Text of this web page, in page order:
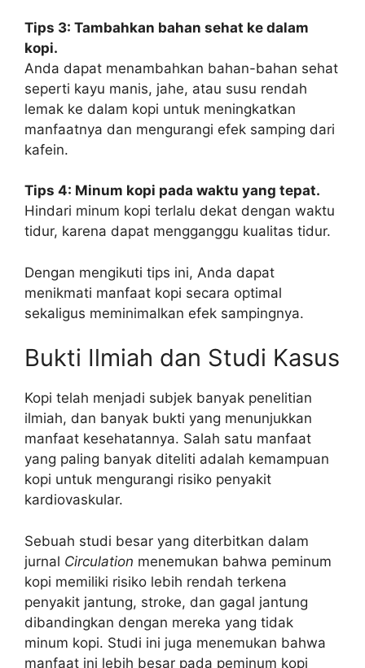
Tips 3: Tambahkan bahan sehat ke dalam
kopi.
Anda dapat menambahkan bahan-bahan sehat
seperti kayu manis, jahe, atau susu rendah
lemak ke dalam kopi untuk meningkatkan
manfaatnya dan mengurangi efek samping dari
kafein.
Tips 4: Minum kopi pada waktu yang tepat.
Hindari minum kopi terlalu dekat dengan waktu
tidur, karena dapat mengganggu kualitas tidur.
Dengan mengikuti tips ini, Anda dapat
menikmati manfaat kopi secara optimal
sekaligus meminimalkan efek sampingnya.
Bukti Ilmiah dan Studi Kasus
Kopi telah menjadi subjek banyak penelitian
ilmiah, dan banyak bukti yang menunjukkan
manfaat kesehatannya. Salah satu manfaat
yang paling banyak diteliti adalah kemampuan
kopi untuk mengurangi risiko penyakit
kardiovaskular.
Sebuah studi besar yang diterbitkan dalam
jurnal Circulation menemukan bahwa peminum
kopi memiliki risiko lebih rendah terkena
penyakit jantung, stroke, dan gagal jantung
dibandingkan dengan mereka yang tidak
minum kopi. Studi ini juga menemukan bahwa
manfaat ini lebih besar pada peminum kopi